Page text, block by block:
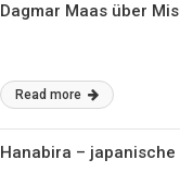
Dagmar Maas über
Read more
Hanabira –